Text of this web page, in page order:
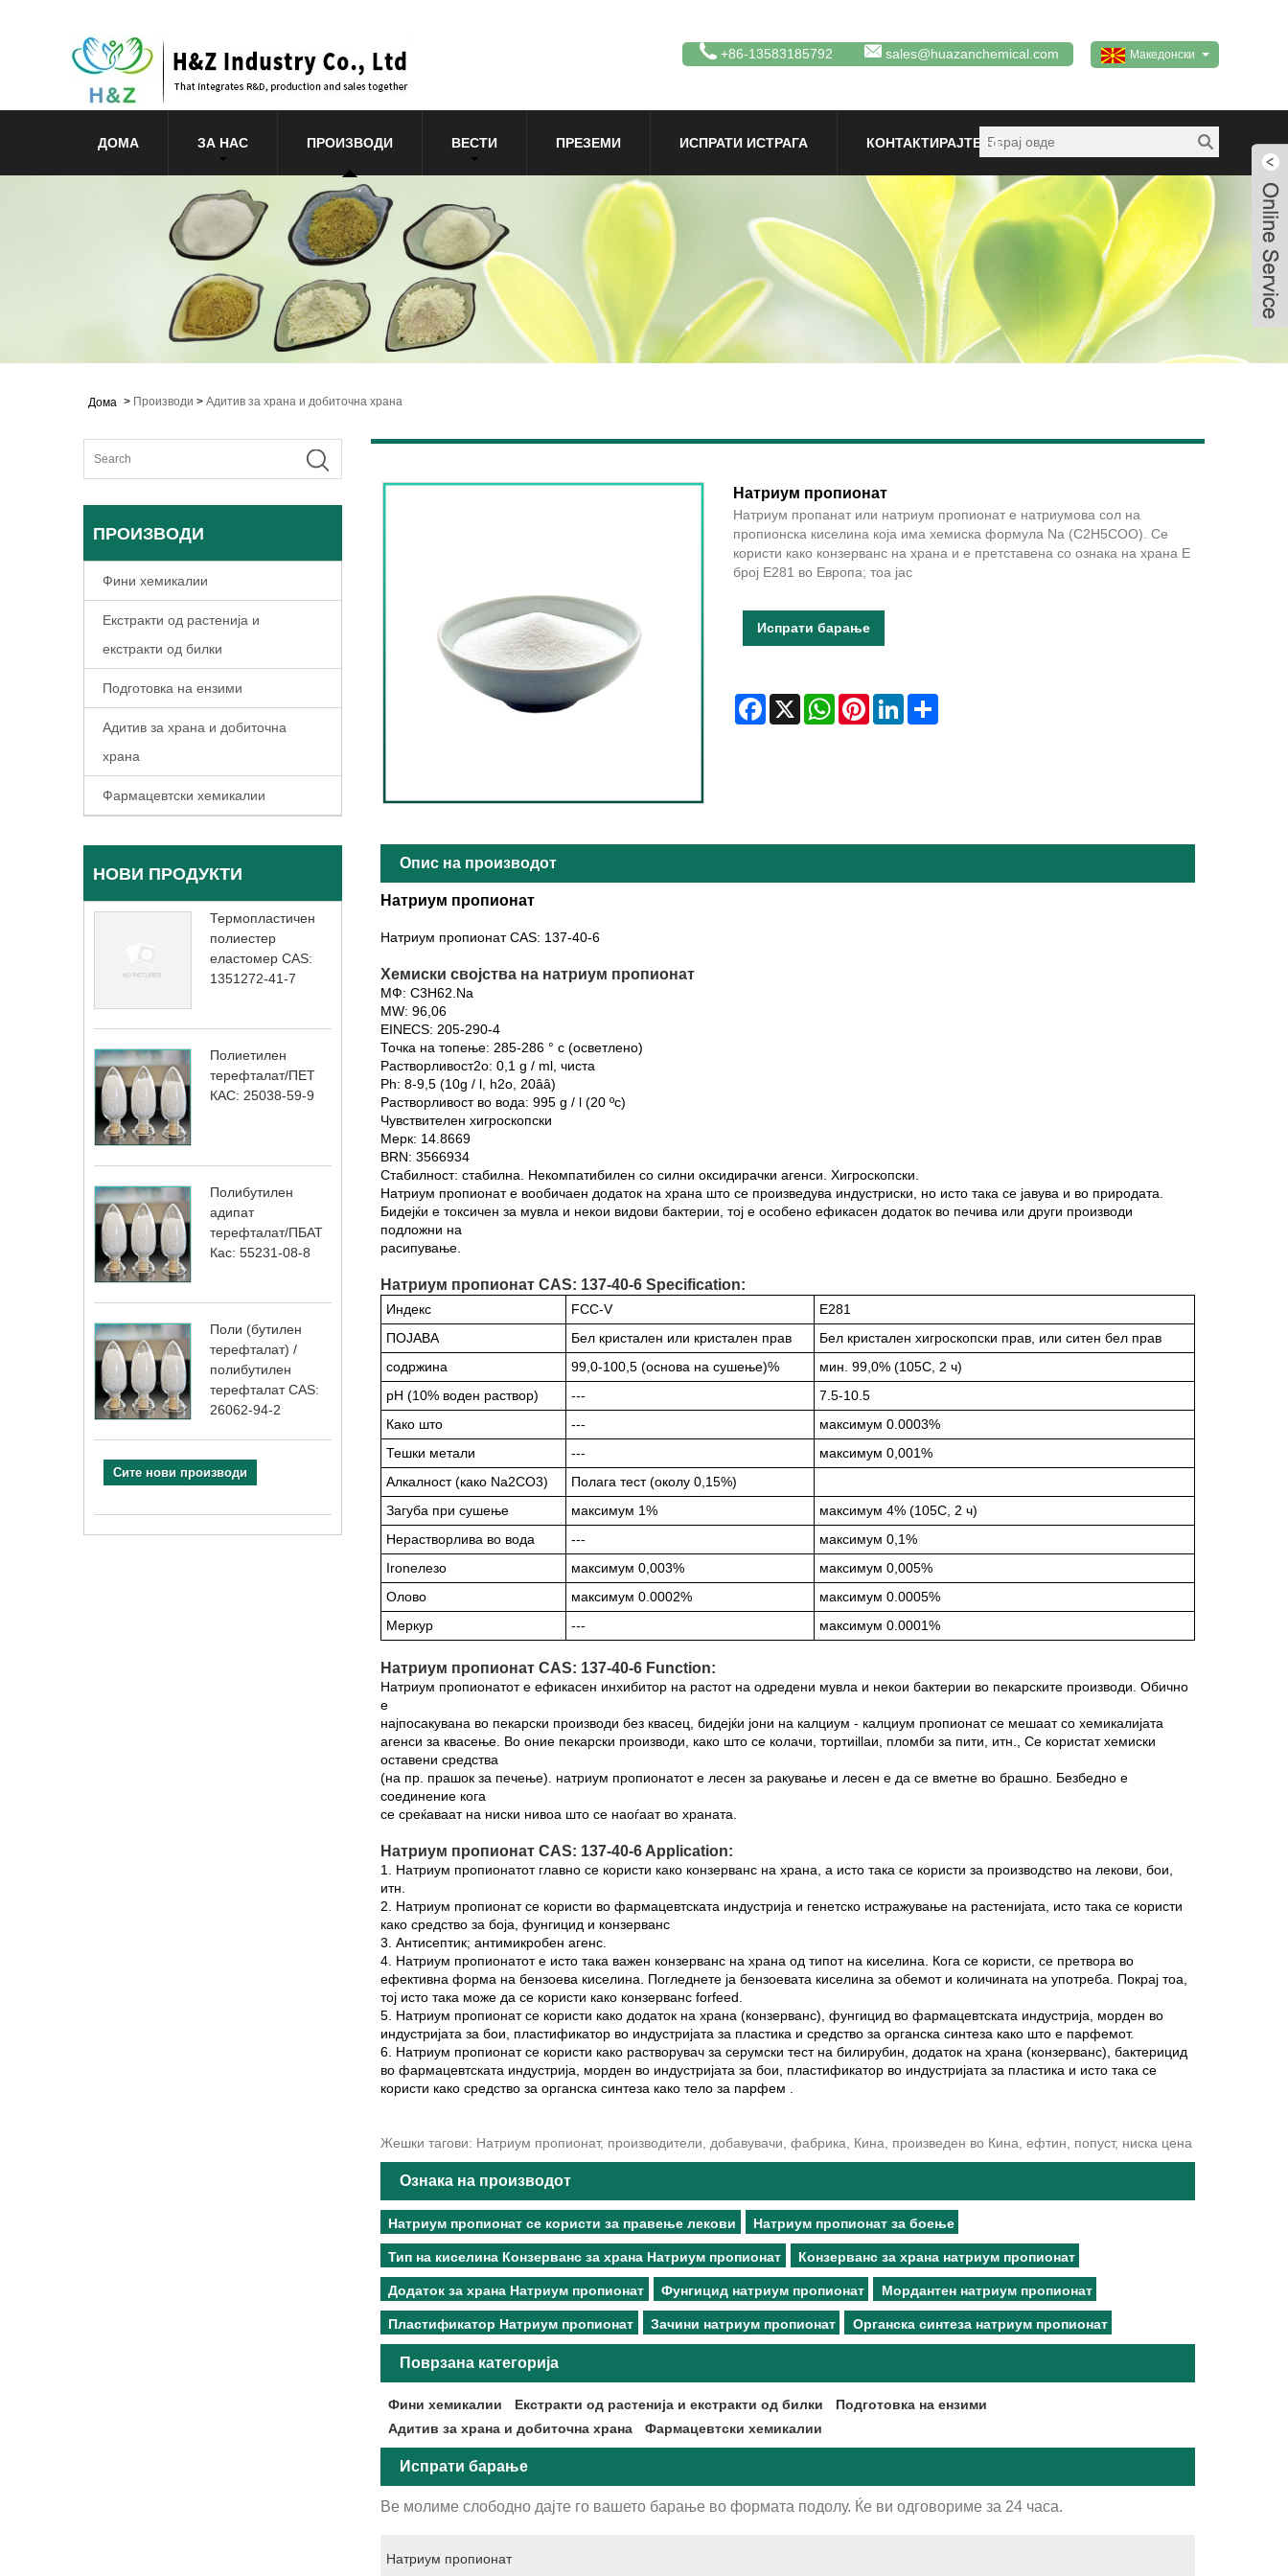
Македонски
+86-13583185792 sales@huazanchemical.com
ДОМА ЗА НАС ПРОИЗВОДИ ВЕСТИ ПРЕЗЕМИ ИСПРАТИ ИСТРАГА КОНТАКТИРАЈТЕ НЕ
Дома > Производи > Адитив за храна и добиточна храна
ПРОИЗВОДИ
Фини хемикалии
Екстракти од растенија и
екстракти од билки
Подготовка на ензими
Адитив за храна и добиточна
храна
Фармацевтски хемикалии
НОВИ ПРОДУКТИ
Термопластичен
полиестер
еластомер CAS:
1351272-41-7
Полиетилен
терефталат/ПЕТ
КАС: 25038-59-9
Полибутилен
адипат
терефталат/ПБАТ
Кас: 55231-08-8
Поли (бутилен
терефталат) /
полибутилен
терефталат CAS:
26062-94-2
Сите нови производи
Натриум пропионат
Натриум пропанат или натриум пропионат е натриумова сол на
пропионска киселина која има хемиска формула Na (C2H5COO). Се
користи како конзерванс на храна и е претставена со ознака на храна E
број E281 во Европа; тоа јас
Испрати барање
Facebook
X WhatsAppPinterestLinkedInShare
Опис на производот
Натриум пропионат
Натриум пропионат CAS: 137-40-6
Хемиски својства на натриум пропионат
МФ: C3H62.Na
MW: 96,06
EINECS: 205-290-4
Точка на топење: 285-286 ° c (осветлено)
Растворливост2o: 0,1 g / ml, чиста
Ph: 8-9,5 (10g / l, h2o, 20ââ)
Растворливост во вода: 995 g / l (20 ºc)
Чувствителен хигроскопски
Мерк: 14.8669
BRN: 3566934
Стабилност: стабилна. Некомпатибилен со силни оксидирачки агенси. Хигроскопски.
Натриум пропионат е вообичаен додаток на храна што се произведува индустриски, но исто така се јавува и во природата.
Бидејќи е токсичен за мувла и некои видови бактерии, тој е особено ефикасен додаток во печива или други производи
подложни на
расипување.
Натриум пропионат CAS: 137-40-6 Specification:
Индекс FCC-V
Е281
ПОЈАВА
Бел кристален или кристален прав
Бел кристален хигроскопски прав, или ситен бел прав
содржина
99,0-100,5 (основа на сушење)%
мин. 99,0% (105С, 2 ч)
pH (10% воден раствор)
---
7.5-10.5
Како што
---
максимум 0.0003%
Тешки метали
---
максимум 0,001%
Алкалност (како Na2CO3)
Полага тест (околу 0,15%)
Загуба при сушење
максимум 1%
максимум 4% (105С, 2 ч)
Нерастворлива во вода
---
максимум 0,1%
Ironелезо
максимум 0,003%
максимум 0,005%
Олово
максимум 0.0002%
максимум 0.0005%
Меркур
--- максимум 0.0001%
Натриум пропионат CAS: 137-40-6 Function:
Натриум пропионатот е ефикасен инхибитор на растот на одредени мувла и некои бактерии во пекарските производи. Обично
е
најпосакувана во пекарски производи без квасец, бидејќи јони на калциум - калциум пропионат се мешаат со хемикалијата
агенси за квасење. Во оние пекарски производи, како што се колачи, тортиillaи, пломби за пити, итн., Се користат хемиски
оставени средства
(на пр. прашок за печење). натриум пропионатот е лесен за ракување и лесен е да се вметне во брашно. Безбедно е
соединение кога
се среќаваат на ниски нивоа што се наоѓаат во храната.
Натриум пропионат CAS: 137-40-6 Application:
1. Натриум пропионатот главно се користи како конзерванс на храна, а исто така се користи за производство на лекови, бои,
итн.
2. Натриум пропионат се користи во фармацевтската индустрија и генетско истражување на растенијата, исто така се користи
како средство за боја, фунгицид и конзерванс
3. Антисептик; антимикробен агенс.
4. Натриум пропионатот е исто така важен конзерванс на храна од типот на киселина. Кога се користи, се претвора во
ефективна форма на бензоева киселина. Погледнете ја бензоевата киселина за обемот и количината на употреба. Покрај тоа,
тој исто така може да се користи како конзерванс forfeed.
5. Натриум пропионат се користи како додаток на храна (конзерванс), фунгицид во фармацевтската индустрија, морден во
индустријата за бои, пластификатор во индустријата за пластика и средство за органска синтеза како што е парфемот.
6. Натриум пропионат се користи како растворувач за серумски тест на билирубин, додаток на храна (конзерванс), бактерицид
во фармацевтската индустрија, морден во индустријата за бои, пластификатор во индустријата за пластика и исто така се
користи како средство за органска синтеза како тело за парфем .
Жешки тагови: Натриум пропионат, производители, добавувачи, фабрика, Кина, произведен во Кина, ефтин, попуст, ниска цена
Ознака на производот
Натриум пропионат се користи за правење лекови Натриум пропионат за боење
Тип на киселина Конзерванс за храна Натриум пропионат Конзерванс за храна натриум пропионат
Додаток за храна Натриум пропионат Фунгицид натриум пропионат Мордантен натриум пропионат
Пластификатор Натриум пропионат Зачини натриум пропионат Органска синтеза натриум пропионат
Поврзана категорија
Фини хемикалии Екстракти од растенија и екстракти од билки
Подготовка на ензими
Адитив за храна и добиточна храна
Фармацевтски хемикалии
Испрати барање
Ве молиме слободно дајте го вашето барање во формата подолу. Ќе ви одговориме за 24 часа.